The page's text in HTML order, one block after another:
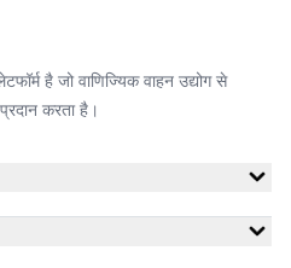
है जो वाणिज्यिक वाहन उद्योग से
करता है।